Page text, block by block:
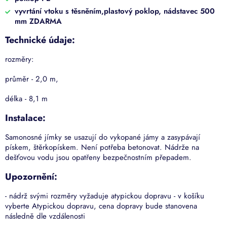
vyvrtání vtoku s těsněním,plastový poklop, nádstavec 500
mm ZDARMA
Technické údaje:
rozměry:
průměr - 2,0 m,
délka - 8,1 m
Instalace:
Samonosné jímky se usazují do vykopané jámy a zasypávají
pískem, štěrkopískem. Není potřeba betonovat. Nádrže na
dešťovou vodu jsou opatřeny bezpečnostním přepadem.
Upozornění:
- nádrž svými rozměry vyžaduje atypickou dopravu - v košíku
vyberte Atypickou dopravu, cena dopravy bude stanovena
následně dle vzdálenosti